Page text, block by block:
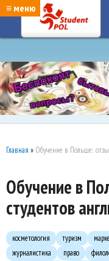
google-site-verification:
google7a917c261df1566b.html
≡ меню
Главная » Обучение в Польше:
Обучение в
студентов
косметология туризм
журналистика
право